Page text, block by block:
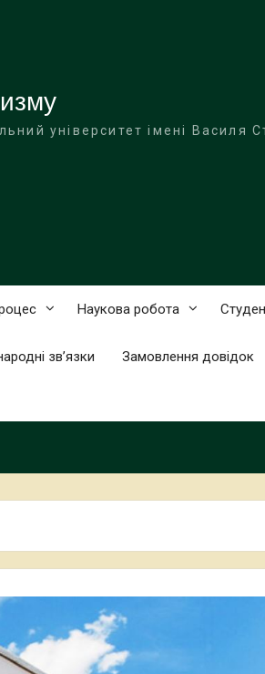
університет імені Василя
Наукова робота
зв’язки Замовлення довідок